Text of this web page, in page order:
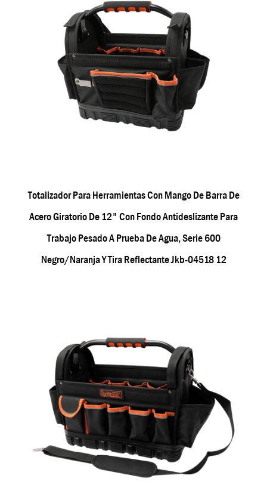
Totalizador Para Herramientas Con Mango De Barra De
Acero Giratorio De 12" Con Fondo Antideslizante Para
Trabajo Pesado A Prueba De Agua, Serie 600
Negro/naranja Y Tira Reflectante Jkb-04518 12